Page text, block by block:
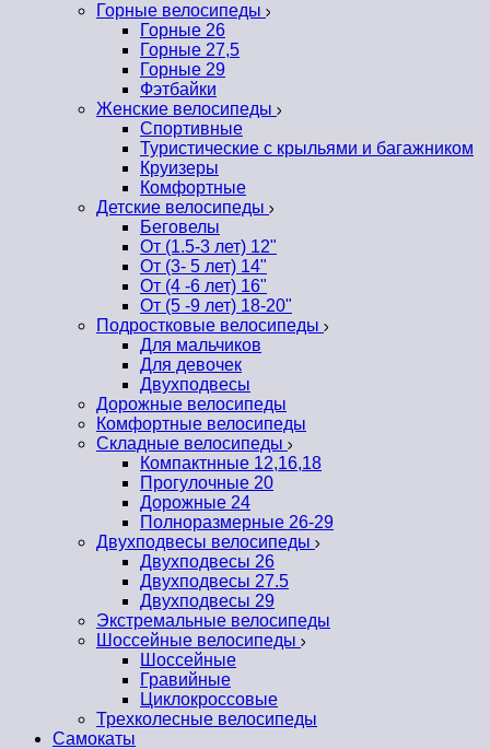
Горные велосипеды
Горные 26
Горные 27,5
Горные 29
Фэтбайки
Женские велосипеды
Спортивные
Туристические с крыльями и багажником
Круизеры
Комфортные
Детские велосипеды
Беговелы
От (1.5-3 лет) 12"
От (3- 5 лет) 14"
От (4 -6 лет) 16"
От (5 -9 лет) 18-20"
Подростковые велосипеды
Для мальчиков
Для девочек
Двухподвесы
Дорожные велосипеды
Комфортные велосипеды
Складные велосипеды
Компактнные 12,16,18
Прогулочные 20
Дорожные 24
Полноразмерные 26-29
Двухподвесы велосипеды
Двухподвесы 26
Двухподвесы 27.5
Двухподвесы 29
Экстремальные велосипеды
Шоссейные велосипеды
Шоссейные
Гравийные
Циклокроссовые
Трехколесные велосипеды
Самокаты